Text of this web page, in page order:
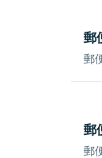
郵
郵
郵
郵